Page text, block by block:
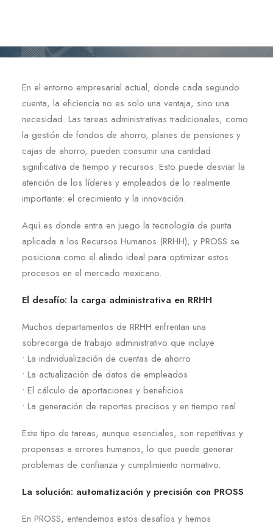
En el entorno empresarial actual, donde cada segundo
cuenta, la eficiencia no es solo una ventaja, sino una
necesidad. Las tareas administrativas tradicionales, como
la gestión de fondos de ahorro, planes de pensiones y
cajas de ahorro, pueden consumir una cantidad
significativa de tiempo y recursos. Esto puede desviar la
atención de los líderes y empleados de lo realmente
importante: el crecimiento y la innovación.
Aquí es donde entra en juego la tecnología de punta
aplicada a los Recursos Humanos (RRHH), y PROSS se
posiciona como el aliado ideal para optimizar estos
procesos en el mercado mexicano.
El desafío: la carga administrativa en RRHH
Muchos departamentos de RRHH enfrentan una
sobrecarga de trabajo administrativo que incluye:
• La individualización de cuentas de ahorro
• La actualización de datos de empleados
• El cálculo de aportaciones y beneficios
• La generación de reportes precisos y en tiempo real
Este tipo de tareas, aunque esenciales, son repetitivas y
propensas a errores humanos, lo que puede generar
problemas de confianza y cumplimiento normativo.
La solución: automatización y precisión con PROSS
En PROSS, entendemos estos desafíos y hemos